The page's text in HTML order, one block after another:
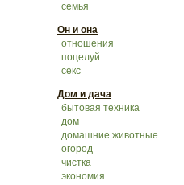
семья
Он и она
отношения
поцелуй
секс
Дом и дача
бытовая техника
дом
домашние животные
огород
чистка
экономия